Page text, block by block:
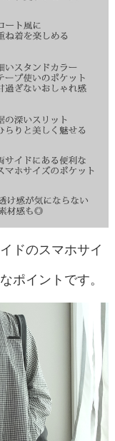
ドのスマホサイ
ポイントです。